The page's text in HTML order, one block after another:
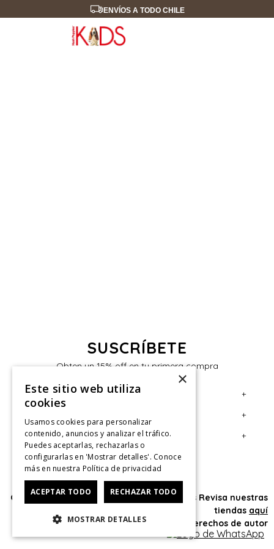
ENVÍOS A TODO CHILE
SUSCRÍBETE
Obten un 15% off en tu primera compra
Servicio al Consumidor +
Centro de Ayuda
Contáctanos
Giftcard
Retiro en tienda
CyberMonday
CyberDay
+
Términos y Condiciones
Políticas de Despacho
Cambios, Retracto y Garantía
Política de Privacidad de Marketing
Cuenta +
Mi Cuenta
Sigue tu compra
¿Dónde viene mi compra?
Ver Boleta / Ticket de cambio
Oficina: Av. Las Condes #11281 - Las Condes Revisa nuestras
tiendas aquí
© 2025 HushPuppies Kids derechos de autor
×
Este sitio web utiliza
cookies
Usamos cookies para personalizar
contenido, anuncios y analizar el tráfico.
Puedes aceptarlas, rechazarlas o
configurarlas en 'Mostrar detalles'. Conoce
más en nuestra Política de privacidad
ACEPTAR TODO RECHAZAR TODO
MOSTRAR DETALLES